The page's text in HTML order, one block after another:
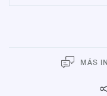
MÁS